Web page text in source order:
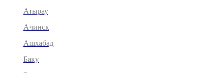
Атырау
Ачинск
Ашхабад
Баку